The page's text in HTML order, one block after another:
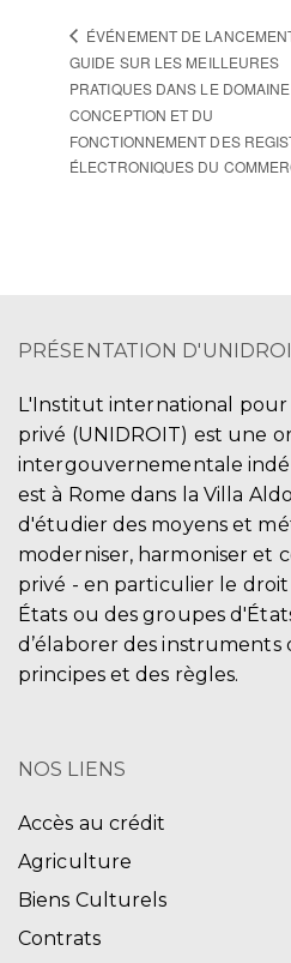
ÉVÉNEMENT DE
GUIDE SUR LES MEILLEURES
PRATIQUES DANS LE
CONCEPTION ET DU
FONCTIONNEMENT DES
ÉLECTRONIQUES DU
PRÉSENTATION
L'Institut international
privé (UNIDROIT) est une
intergouvernementale
est à Rome dans la Villa
d'étudier des moyens et
moderniser, harmoniser et
privé - en particulier le
États ou des groupes
d’élaborer des
principes et des règles.
NOS LIENS
Accès au crédit
Agriculture
Biens Culturels
Contrats